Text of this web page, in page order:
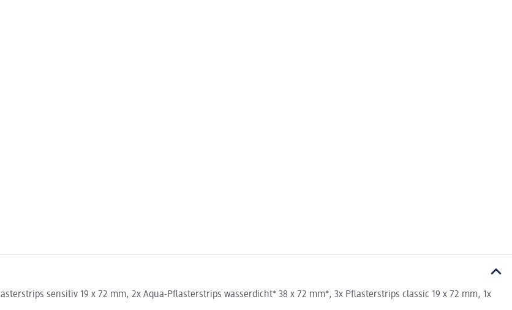
sensitiv 19 x 72 mm, 2x Aqua-Pflasterstrips wasserdicht* 38 x 72 mm*, 3x Pflasterstrips classic 19 x 72 mm, 1x